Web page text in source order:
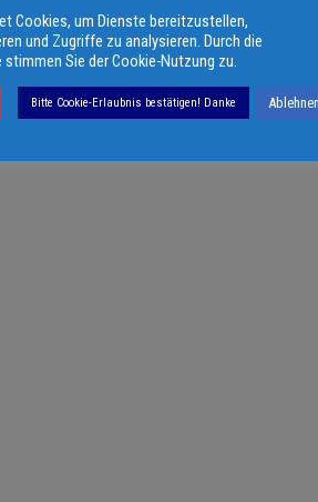
Cookies, um Dienste bereitzustellen,
und Zugriffe zu analysieren. Durch die
Sie der Cookie-Nutzung zu.
Bitte Cookie-Erlaubnis bestätigen! Danke